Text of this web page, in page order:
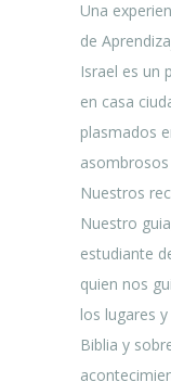
Una
de
Israel es un
en casa
plasmados
Nuestros
Nuestro
estudiante
quien nos
los lugares
Biblia y